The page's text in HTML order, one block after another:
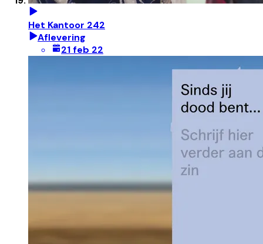
Het Kantoor 242
Aflevering
21 feb 22